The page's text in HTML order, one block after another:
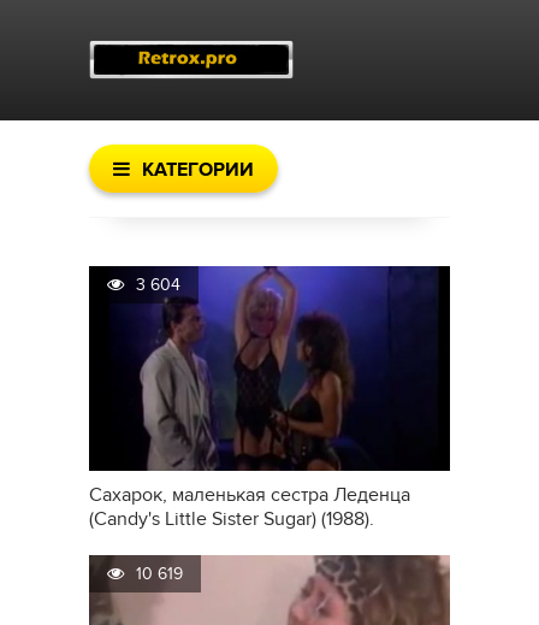
КАТЕГОРИИ
3 604
Сахарок, маленькая сестра Леденца
(Candy's Little Sister Sugar) (1988).
10 619